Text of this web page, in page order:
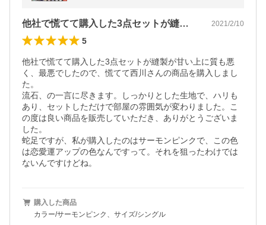
他社で慌てて購入した3点セットが縫製が… 2021/2/10
5
他社で慌てて購入した3点セットが縫製が甘い上に質も悪
く、最悪でしたので、慌てて西川さんの商品を購入しまし
た。
流石、の一言に尽きます。しっかりとした生地で、ハリも
あり、セットしただけで部屋の雰囲気が変わりました。こ
の度は良い商品を販売していただき、ありがとうございま
した。
蛇足ですが、私が購入したのはサーモンピンクで、この色
は恋愛運アップの色なんですって。それを狙ったわけでは
ないんですけどね。
購入した商品
カラー/サーモンピンク、サイズ/シングル